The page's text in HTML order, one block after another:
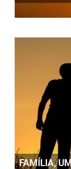
FAMÍLIA,